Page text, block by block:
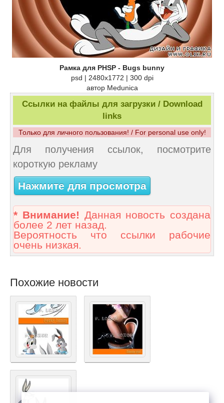
Рамка для PHSP - Bugs bunny
psd | 2480х1772 | 300 dpi
автор Medunica
Ссылки на файлы для загрузки / Download
links
Только для личного пользования! / For personal use only!
Для получения ссылок, посмотрите
короткую рекламу
Нажмите для просмотра
* Внимание! Данная новость создана
более 2 лет назад.
Вероятность что ссылки рабочие
очень низкая.
Похожие новости